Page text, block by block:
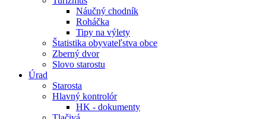
Náučný chodník
Roháčka
Tipy na výlety
Štatistika obyvateľstva obce
Zberný dvor
Slovo starostu
Úrad
Starosta
Hlavný kontrolór
HK - dokumenty